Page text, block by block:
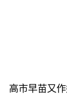
高市早苗又